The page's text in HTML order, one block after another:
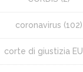
coronavirus (102)
corte di giustizia EU